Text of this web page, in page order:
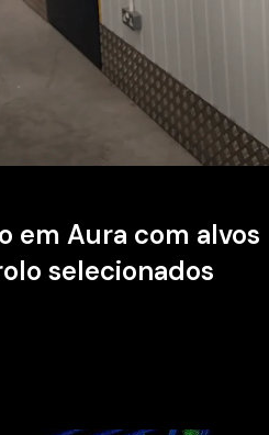
em Aura com alvos
selecionados